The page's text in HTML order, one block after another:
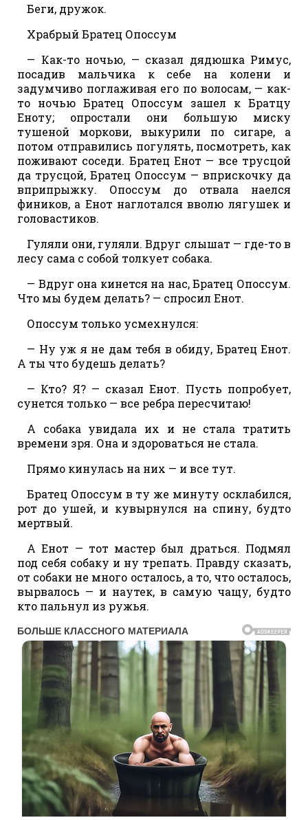
Беги, дружок.
Храбрый Братец Опоссум
— Как-то ночью, — сказал дядюшка Римус,
посадив мальчика к себе на колени и
задумчиво поглаживая его по волосам, — как-
то ночью Братец Опоссум зашел к Братцу
Еноту; опростали они большую миску
тушеной моркови, выкурили по сигаре, а
потом отправились погулять, посмотреть, как
поживают соседи. Братец Енот — все трусцой
да трусцой, Братец Опоссум — вприскочку да
вприпрыжку. Опоссум до отвала наелся
фиников, а Енот наглотался вволю лягушек и
головастиков.
Гуляли они, гуляли. Вдруг слышат — где-то в
лесу сама с собой толкует собака.
— Вдруг она кинется на нас, Братец Опоссум.
Что мы будем делать? — спросил Енот.
Опоссум только усмехнулся:
— Ну уж я не дам тебя в обиду, Братец Енот.
А ты что будешь делать?
— Кто? Я? — сказал Енот. Пусть попробует,
сунется только — все ребра пересчитаю!
А собака увидала их и не стала тратить
времени зря. Она и здороваться не стала.
Прямо кинулась на них — и все тут.
Братец Опоссум в ту же минуту осклабился,
рот до ушей, и кувырнулся на спину, будто
мертвый.
А Енот — тот мастер был драться. Подмял
под себя собаку и ну трепать. Правду сказать,
от собаки не много осталось, а то, что осталось,
вырвалось — и наутек, в самую чащу, будто
кто пальнул из ружья.